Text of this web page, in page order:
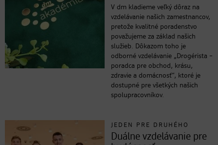
V dm kladieme veľký dôraz na
vzdelávanie našich zamestnancov,
pretože kvalitné poradenstvo
považujeme za základ našich
služieb. Dôkazom toho je
odborné vzdelávanie „Drogérista –
poradca pre obchod, krásu,
zdravie a domácnosť“, ktoré je
dostupné pre všetkých našich
spolupracovníkov.
JEDEN PRE DRUHÉHO
Duálne vzdelávanie pre